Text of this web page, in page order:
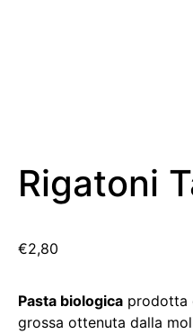
Rigatoni
€2,80
Pasta biologica prodotta
grossa ottenuta dalla